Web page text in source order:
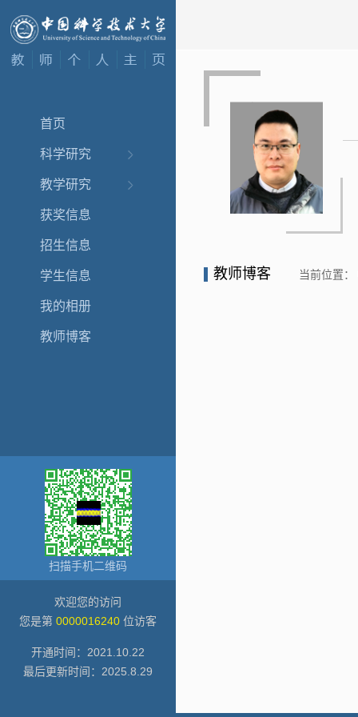
首页
科学研究
教学研究
获奖信息
招生信息
学生信息
我的相册
教师博客
扫描手机二维码
欢迎您的访问
您是第 0000016240 位访客
开通时间： 2021 10 22
最后更新时间： 2025 8 29
教师博客 当前位置：